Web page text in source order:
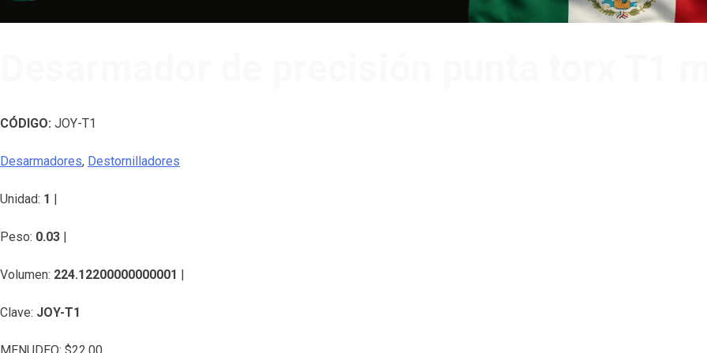
CÓDIGO: JOY-T1
Desarmadores, Destornilladores
Unidad: 1
Peso: 0.03
Volumen: 224.12200000000001
Clave: JOY-T1